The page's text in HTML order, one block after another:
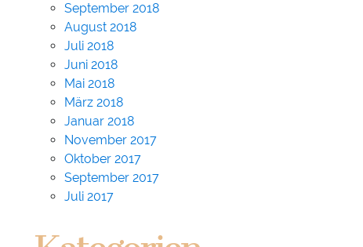
September 2018
August 2018
Juli 2018
Juni 2018
Mai 2018
März 2018
Januar 2018
November 2017
Oktober 2017
September 2017
Juli 2017